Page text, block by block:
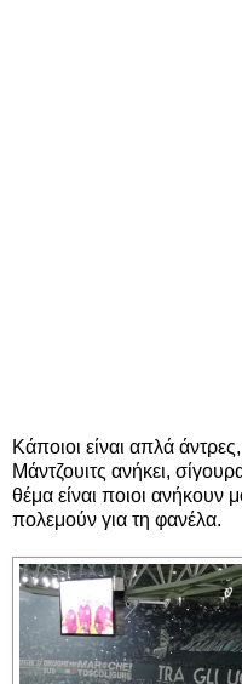
Κάποιοι είναι απλά
Μάντζουιτς ανήκει,
θέμα είναι ποιοι ανήκουν
πολεμούν για τη φανέλα.